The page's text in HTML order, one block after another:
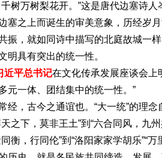
树万树梨花开。”这是唐代边塞诗
塞之上而诞生的审美意象，历经岁
振，就如同诗中描写的北庭故城一
明具有突出的统一性。
近平总书记在文化传承发展座谈会上
元一体、团结集中的统一性。”
经，古今之通谊也。“大一统”的理
之下，莫非王土”到“六合同风，九
衡，行同伦”到“洛阳家家学胡乐